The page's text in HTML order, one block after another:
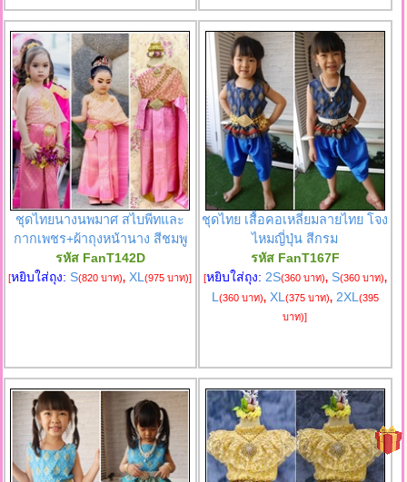
ชุดไทยนางนพมาศ สไบพีทและ
กากเพชร+ผ้าถุงหน้านาง สีชมพู
รหัส FanT142D
[หยิบใส่ถุง: S(820 บาท), XL(975 บาท)]
ชุดไทย เสื้อคอเหลี่ยมลายไทย โจง
ไหมญี่ปุ่น สีกรม
รหัส FanT167F
[หยิบใส่ถุง: 2S(360 บาท), S(360 บาท),
L (360 บาท), XL (375 บาท), 2XL (395
บาท)]